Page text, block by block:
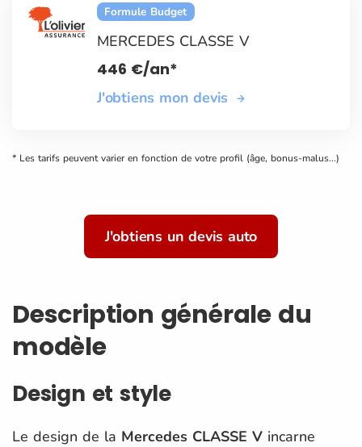
Formule Budget
MERCEDES CLASSE V
446 €/an*
J'obtiens mon devis
* Les tarifs peuvent varier en fonction de votre profil (âge, bonus-malus...)
J'obtiens un devis auto
Description générale du
modèle
Design et style
Le design de la Mercedes CLASSE V incarne